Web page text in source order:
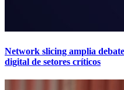
Network slicing amplia
digital de setores críticos